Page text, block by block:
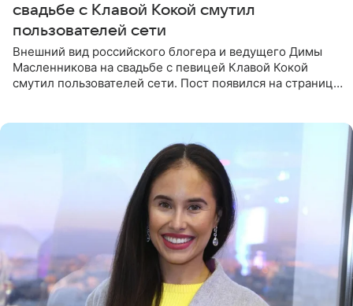
свадьбе с Клавой Кокой смутил
пользователей сети
Внешний вид российского блогера и ведущего Димы
Масленникова на свадьбе с певицей Клавой Кокой
смутил пользователей сети. Пост появился на странице